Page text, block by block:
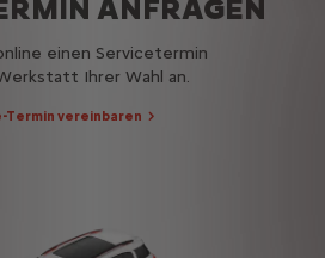
ANFRAGEN
einen Servicetermin
Ihrer Wahl an.
Termin vereinbaren